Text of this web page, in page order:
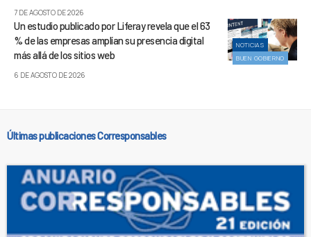
7 DE AGOSTO DE 2026
NOTICIAS
BUEN GOBIERNO
Un estudio publicado por Liferay revela que el 63
% de las empresas amplían su presencia digital
más allá de los sitios web
6 DE AGOSTO DE 2026
Últimas publicaciones Corresponsables